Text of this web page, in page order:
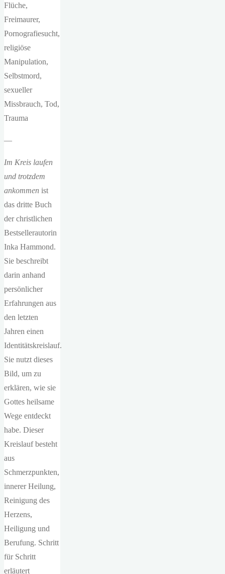
Flüche,
Freimaurer,
Pornografiesucht,
religiöse
Manipulation,
Selbstmord,
sexueller
Missbrauch, Tod,
Trauma
—
Im Kreis laufen
und trotzdem
ankommen ist
das dritte Buch
der christlichen
Bestsellerautorin
Inka Hammond.
Sie beschreibt
darin anhand
persönlicher
Erfahrungen aus
den letzten
Jahren einen
Identitätskreislauf.
Sie nutzt dieses
Bild, um zu
erklären, wie sie
Gottes heilsame
Wege entdeckt
habe. Dieser
Kreislauf besteht
aus
Schmerzpunkten,
innerer Heilung,
Reinigung des
Herzens,
Heiligung und
Berufung. Schritt
für Schritt
erläutert